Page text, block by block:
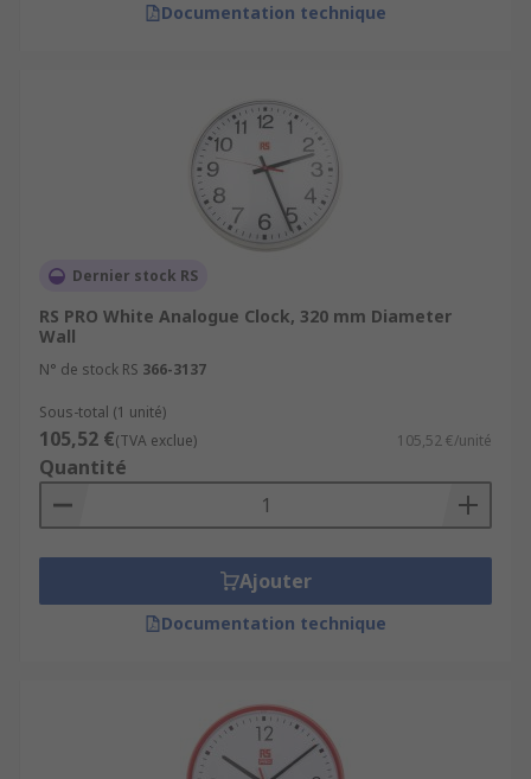
Documentation technique
Dernier stock RS
RS PRO White Analogue Clock, 320 mm Diameter
Wall
N° de stock RS 366-3137
Sous-total (1 unité)
105,52 €(TVA exclue) 105,52 €/unité
Quantité
Ajouter
Documentation technique